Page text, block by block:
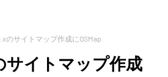
のサイトマップ作成にOSMap
サイトマップ作成